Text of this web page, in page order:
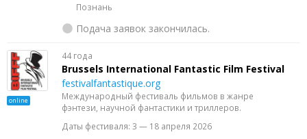
Познань
Подача заявок закончилась.
online
44 года
Brussels International Fantastic Film Festival
festivalfantastique.org
Международный фестиваль фильмов в жанре
фэнтези, научной фантастики и триллеров.
Даты фестиваля: 3 — 18 апреля 2026